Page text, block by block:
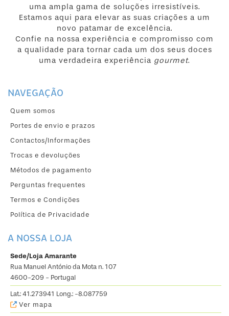
uma ampla gama de soluções irresistíveis.
Estamos aqui para elevar as suas criações a um
novo patamar de excelência.
Confie na nossa experiência e compromisso com
a qualidade para tornar cada um dos seus doces
uma verdadeira experiência gourmet.
NAVEGAÇÃO
Quem somos
Portes de envio e prazos
Contactos/Informações
Trocas e devoluções
Métodos de pagamento
Perguntas frequentes
Termos e Condições
Política de Privacidade
A NOSSA LOJA
Sede/Loja Amarante
Rua Manuel António da Mota n. 107
4600-209 - Portugal
Lat.: 41.273941 Long.: -8.087759
Ver mapa